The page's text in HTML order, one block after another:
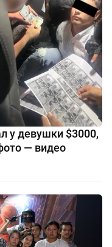
у девушки $3000,
— видео